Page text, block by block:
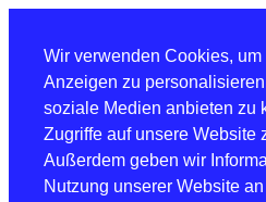
Wir verwenden Cookies, um
Anzeigen zu
soziale Medien anbieten zu
Zugriffe auf unsere Website
Außerdem geben wir
Nutzung unserer Website